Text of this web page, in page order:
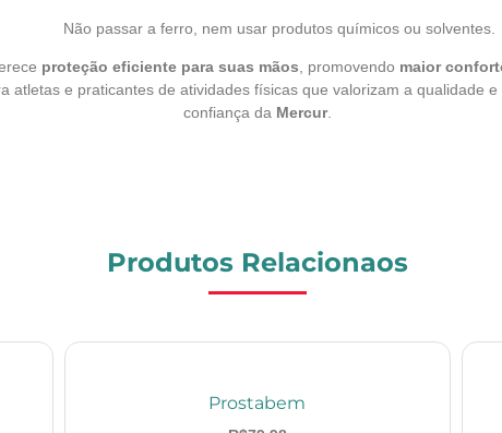
Não passar a ferro, nem usar produtos químicos ou solventes.
proteção eficiente para suas mãos, promovendo maior
atletas e praticantes de atividades físicas que valorizam a qualidade
confiança da Mercur.
Produtos Relacionaos
Prostabem